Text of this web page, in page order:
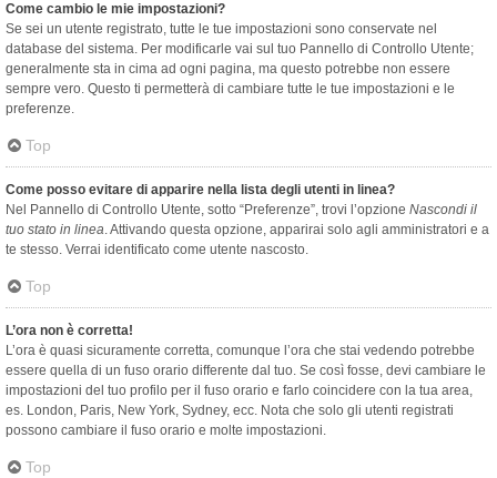
Come cambio le mie impostazioni?
Se sei un utente registrato, tutte le tue impostazioni sono conservate nel
database del sistema. Per modificarle vai sul tuo Pannello di Controllo Utente;
generalmente sta in cima ad ogni pagina, ma questo potrebbe non essere
sempre vero. Questo ti permetterà di cambiare tutte le tue impostazioni e le
preferenze.
Top
Come posso evitare di apparire nella lista degli utenti in linea?
Nel Pannello di Controllo Utente, sotto “Preferenze”, trovi l’opzione Nascondi il
tuo stato in linea. Attivando questa opzione, apparirai solo agli amministratori e a
te stesso. Verrai identificato come utente nascosto.
Top
L’ora non è corretta!
L’ora è quasi sicuramente corretta, comunque l’ora che stai vedendo potrebbe
essere quella di un fuso orario differente dal tuo. Se così fosse, devi cambiare le
impostazioni del tuo profilo per il fuso orario e farlo coincidere con la tua area,
es. London, Paris, New York, Sydney, ecc. Nota che solo gli utenti registrati
possono cambiare il fuso orario e molte impostazioni.
Top